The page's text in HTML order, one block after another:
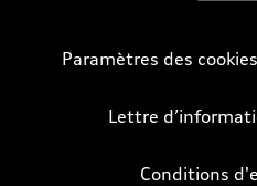
Paramètres des cookies
Lettre
Conditions